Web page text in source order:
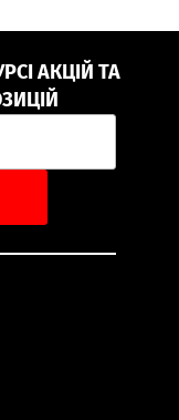
АКЦІЙ ТА